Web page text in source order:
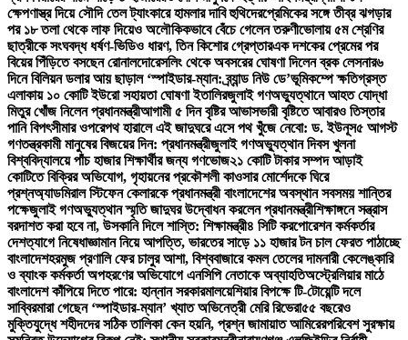
ক্ষেপণাস্ত্র দিয়ে সৌদি তেল ট্যাংকারে হামলার দাবি হুথিদেরপ্রেমিকের সঙ্গে তীব্র ঝগড়ার
পর ১৮ তলা থেকে লাফ দিয়েও অলৌকিকভাবে বেঁচে গেলেন তরুণীভোলায় ৫ম শ্রেণির
ছাত্রীকে সংঘবদ্ধ ধর্ষণ-ভিডিও ধারণ, তিন কিশোর গ্রেপ্তারএক দশকের প্রেমের পর
বিয়ের পিঁড়িতে বসছেন রোনালদোরেসলিং থেকে অবসরের ঘোষণা দিলেন ব্রক লেসনার৬
দিনে বিলিয়ন ডলার আয় ছাড়াল ‘স্পাইডার-ম্যান: ব্র্যান্ড নিউ ডে’ভূমিকম্পে ক্ষতিগ্রস্ত
এলাকায় ১০ কোটি ইউরো সহায়তা ঘোষণা ইতালিরজুলাই গণঅভ্যুত্থানে আহত যোদ্ধা
মিতুর খোঁজ নিলেন প্রধানমন্ত্রীআগামী ৫ দিন বৃষ্টির আভাসভারী বৃষ্টিতে আবারও তিস্তার
পানি বিপৎসীমার ওপরেপথ হারালে এই জাদুঘরে এসে পথ খুঁজে নেবো: ড. ইউনূস৫ আগস্ট
গণতন্ত্রকামী মানুষের বিজয়ের দিন: প্রধানমন্ত্রীজুলাই গণঅভ্যুত্থান দিবস খুলনা
বিশ্ববিদ্যালয়ে পাঁচ হাজার শিক্ষার্থীর জন্য গণভোজ২১ কোটি টাকার সম্পদ আড়াই
কোটিতে বিক্রির অভিযোগ, গৃহায়নের প্রকৌশলী কাওসার মোর্শেদকে ঘিরে
প্রশ্নঅ্যাডমিরাল স্টিফেন কেলারকে প্রধানমন্ত্রী বাংলাদেশের অবস্থান সবসময় শান্তির
পক্ষেজুলাই গণঅভ্যুত্থান স্মৃতি জাদুঘর উদ্বোধন করলেন প্রধানমন্ত্রীশিক্ষাঙ্গনে সন্ত্রাস
বরদাশত করা হবে না, উসকানি দিলে শাস্তি: শিক্ষামন্ত্রী৪ সিটি করপোরেশন কর্মকর্তার
দেশত্যাগে নিষেধাজ্ঞামান নিয়ে আপত্তি, ভারতের সাড়ে ১১ হাজার টন চাল ফেরত পাঠাচ্ছে
বাংলাদেশহরমুজ প্রণালি ফের চালুর আশা, বিশ্ববাজারে কমল তেলের দামনারী কেলেঙ্কারি
ও ব্যাংক কর্মকর্তা অপহরণের অভিযোগে এনসিপি নেতাকে অব্যাহতিঅস্ট্রেলিয়ার মাঠে
বাংলাদেশ কাঁপিয়ে দিতে পারে: হান্নান সরকারমালয়েশিয়ার বিপক্ষে টি-টোয়েন্টি দলে
সাব্বিরমারা গেছেন ‘স্পাইডার-ম্যান’ খ্যাত অভিনেত্রী মেরি রিভেরা৫৫ বছরেও
মুক্তিযুদ্ধে শহীদদের সঠিক তালিকা কেন হয়নি, প্রশ্ন জামায়াত আমিরেরপরিবেশ সুরক্ষায়